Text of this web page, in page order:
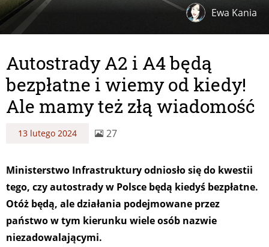
Ewa Kania
Autostrady A2 i A4 będą
bezpłatne i wiemy od kiedy!
Ale mamy też złą wiadomość
13 lutego 2024 27
Ministerstwo Infrastruktury odniosło się do kwestii
tego, czy autostrady w Polsce będą kiedyś bezpłatne.
Otóż będą, ale działania podejmowane przez
państwo w tym kierunku wiele osób nazwie
niezadowalającymi.